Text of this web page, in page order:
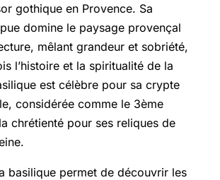
gothique en Provence. Sa
domine le paysage provençal
mêlant grandeur et sobriété,
l’histoire et la spiritualité de la
est célèbre pour sa crypte
considérée comme le 3ème
chrétienté pour ses reliques de
basilique permet de découvrir les